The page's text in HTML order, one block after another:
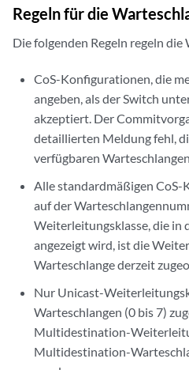
Regeln für die
Die folgenden Regeln regeln
CoS-Konfigurationen, die
angeben, als der Switch
akzeptiert. Der
detaillierten Meldung fehl,
verfügbaren
Alle standardmäßigen
auf der
Weiterleitungsklasse, die in
angezeigt wird, ist die
Warteschlange derzeit
Nur Unicast-
Warteschlangen (0 bis 7)
Multidestination-
Multidestination-